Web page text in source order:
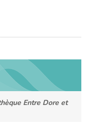
Entre Dore et